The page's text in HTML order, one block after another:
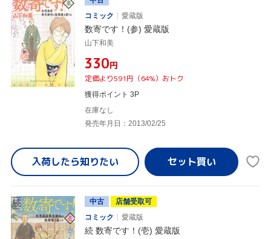
コミック
愛蔵版
数寄です！(参) 愛蔵版
山下和美
¥330円
定価より591円（64%）おトク
獲得ポイント 3P
在庫なし
発売年月日：2013/02/25
入荷したら知りたい
中古
店舗受取可
コミック
愛蔵版
続 数寄です！(壱) 愛蔵版